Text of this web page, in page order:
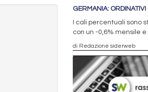
GERMANIA: ORDINATIVI
I cali percentuali sono
con un -0,6% mensile
di Redazione siderweb